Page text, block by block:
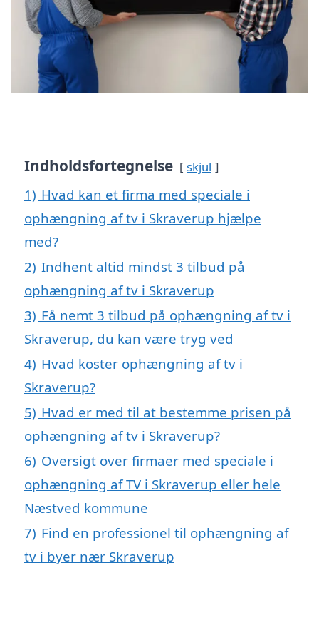
Indholdsfortegnelse skjul
1) Hvad kan et firma med speciale i
ophængning af tv i Skraverup hjælpe
med?
2) Indhent altid mindst 3 tilbud på
ophængning af tv i Skraverup
3) Få nemt 3 tilbud på ophængning af tv i
Skraverup, du kan være tryg ved
4) Hvad koster ophængning af tv i
Skraverup?
5) Hvad er med til at bestemme prisen på
ophængning af tv i Skraverup?
6) Oversigt over firmaer med speciale i
ophængning af TV i Skraverup eller hele
Næstved kommune
7) Find en professionel til ophængning af
tv i byer nær Skraverup